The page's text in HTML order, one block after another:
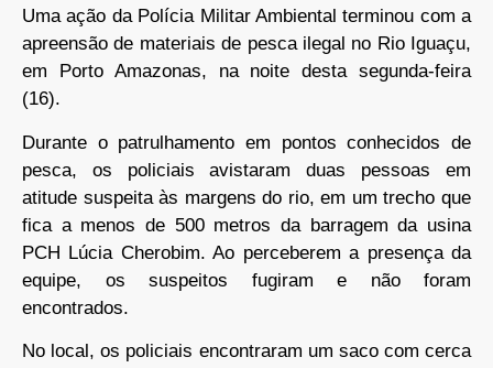
Uma ação da Polícia Militar Ambiental terminou com a
apreensão de materiais de pesca ilegal no Rio Iguaçu,
em Porto Amazonas, na noite desta segunda-feira
(16).
Durante o patrulhamento em pontos conhecidos de
pesca, os policiais avistaram duas pessoas em
atitude suspeita às margens do rio, em um trecho que
fica a menos de 500 metros da barragem da usina
PCH Lúcia Cherobim. Ao perceberem a presença da
equipe, os suspeitos fugiram e não foram
encontrados.
No local, os policiais encontraram um saco com cerca